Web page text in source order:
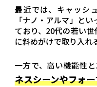
最近では、キャッシ
「ナノ・アルマ」と
ており、20代の若い
に斜めがけで取り入れ
一方で、高い機能性
ネスシーンやフォ